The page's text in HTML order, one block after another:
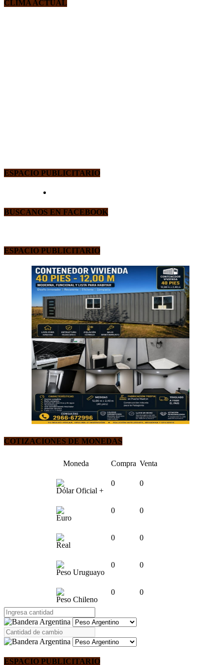
CLIMA ACTUAL
ESPACIO PUBLICITARIO
BUSCANOS EN FACEBOOK
ESPACIO PUBLICITARIO
COTIZACIONES DE MONEDAS
Moneda Compra Venta
Dólar Oficial +
0 0
Euro
0 0
Real
0 0
Peso Uruguayo
0 0
Peso Chileno
0 0
ESPACIO PUBLICITARIO